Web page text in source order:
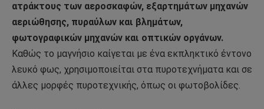
ατράκτους των αεροσκαφών, εξαρτημάτων μηχανών
αεριώθησης, πυραύλων και βλημάτων,
φωτογραφικών μηχανών και οπτικών οργάνων.
Καθώς το μαγνήσιο καίγεται με ένα εκπληκτικό έντονο
λευκό φως, χρησιμοποιείται στα πυροτεχνήματα και σε
άλλες μορφές πυροτεχνικής, όπως οι φωτοβολίδες.